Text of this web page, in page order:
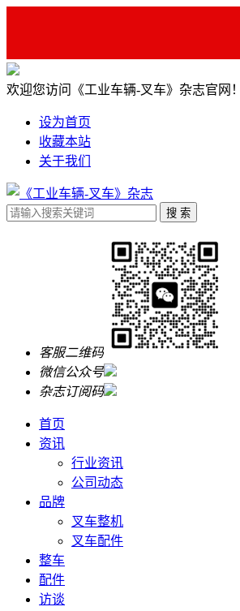
欢迎您访问《工业车辆-叉车》杂志官网！
设为首页
收藏本站
关于我们
客服二维码
微信公众号
杂志订阅码
首页
资讯
行业资讯
公司动态
品牌
叉车整机
叉车配件
整车
配件
访谈